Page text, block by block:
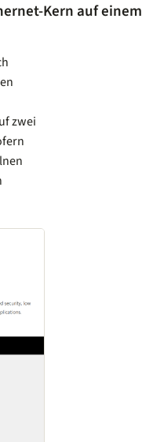
Kern auf einem
zwei